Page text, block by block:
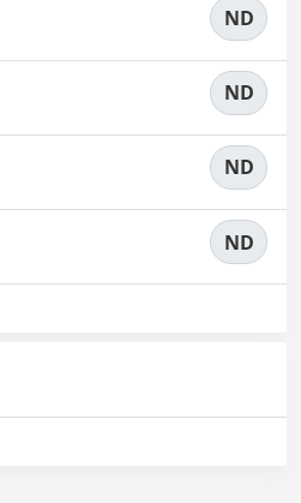
ND
ND
ND
ND